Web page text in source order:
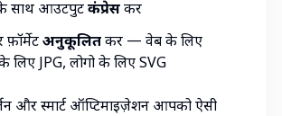
साथ आउटपुटकंप्रेसकरें
अनुकूलितकरें — वेब के लिए
लिए JPG, लोगो के लिएSVG
और स्मार्ट ऑप्टिमाइज़ेशन आपको ऐसी